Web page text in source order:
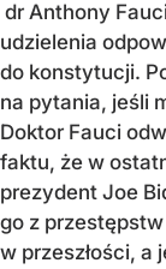
dr Anthony
udzielenia
do konstytucji.
na pytania, jeśli
Doktor Fauci
faktu, że w
prezydent Joe
go z
w przeszłości, a